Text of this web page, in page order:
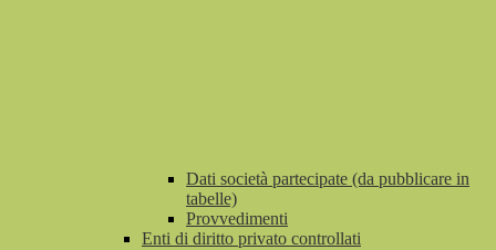
Dati società partecipate (da pubblicare in
tabelle)
Provvedimenti
Enti di diritto privato controllati